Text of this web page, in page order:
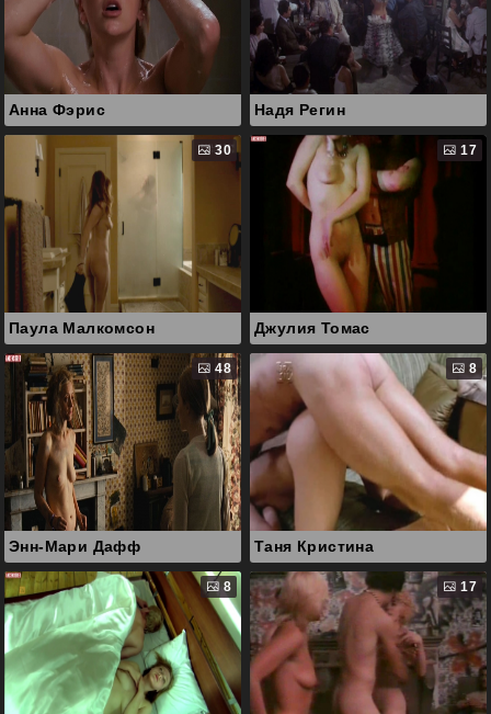
Анна Фэрис Надя Регин
30
Паула Малкомсон
17
Джулия Томас
48
Энн-Мари Дафф
8
Таня Кристина
8 17